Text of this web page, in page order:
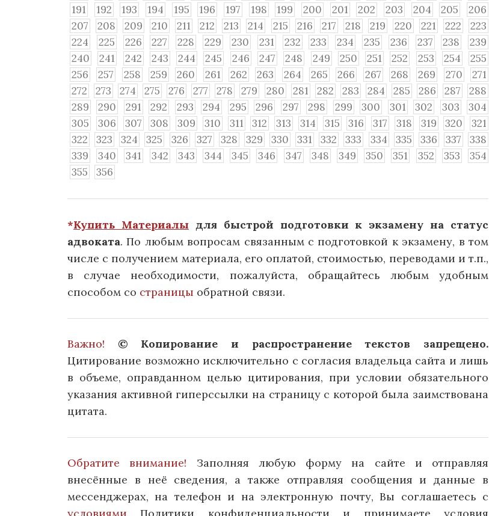
191
192 193 194 195 196 197 198 199 200 201 202 203 204 205
206
207
208 209 210 211 212 213 214 215 216 217 218 219 220 221 222
223
224
225 226 227 228 229 230 231 232 233 234 235 236 237 238
239
240
241 242 243 244 245 246 247 248 249 250 251 252 253 254
255
256
257 258 259 260 261 262 263 264 265 266 267 268 269 270
271
272
273 274 275 276 277 278 279 280 281 282 283 284 285 286 287
288
289
290 291 292 293 294 295 296 297 298 299 300 301 302 303
304
305
306 307 308 309 310 311 312 313 314 315 316 317 318 319 320
321
322
323 324 325 326 327 328 329 330 331 332 333 334 335 336 337
338
339
340 341 342 343 344 345 346 347 348 349 350 351 352 353
354
355
356
*Купить Материалы для быстрой подготовки к экзамену на статус
адвоката. По любым вопросам связанным с подготовкой к экзамену, в том
числе с получением материала, его оплатой, стоимостью, переводами и т.п.,
в случае необходимости, пожалуйста, обращайтесь любым удобным
способом со страницы обратной связи.
Важно!
© Копирование и распространение текстов запрещено.
Цитирование возможно исключительно с согласия владельца сайта и лишь
в объеме, оправданном целью цитирования, при условии обязательного
указания активной гиперссылки на страницу с которой была заимствована
цитата.
Обратите внимание! Заполняя любую форму на сайте и отправляя
внесённые в неё сведения, а также отправляя сообщения и данные в
мессенджерах, на телефон и на электронную почту, Вы соглашаетесь с